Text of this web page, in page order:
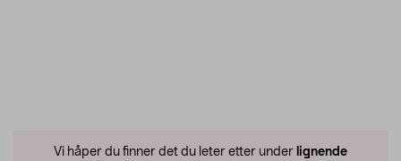
Vi håper du finner det du leter etter under lignende